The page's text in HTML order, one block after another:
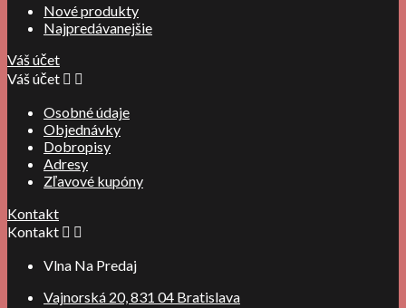
Nové produkty
Najpredávanejšie
Váš účet
Váš účet  
Osobné údaje
Objednávky
Dobropisy
Adresy
Zľavové kupóny
Kontakt
Kontakt  
Vlna Na Predaj
Vajnorská 20, 831 04 Bratislava